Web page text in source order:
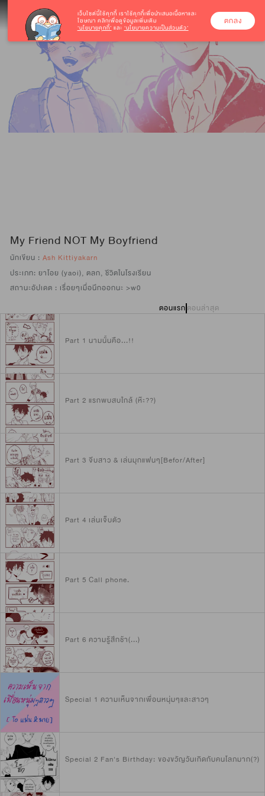
My Friend NOT My Boyfriend
นักเขียน : Ash Kittiyakarn
ประเภท: ยาโอย (yaoi), ตลก,ชีวิตในโรงเรียน
สถานะอัปเดต : เรื่อยๆเมื่อนึกออกนะ >w0
ตอนแรกตอนล่าสุด
Part 1 นามนั้นคือ...!!
Part 2 แรกพบสบใกล้ (ห๊ะ??)
Part 3 จีบสาว & เล่นมุกแฟนๆ[Befor/After]
Part 4 เล่นเจ็บตัว
Part 5 Call phone.
Part 6 ความรู้สึกช้า(...)
Special 1 ความเห็นจากเพื่อนหนุ่มๆและสาวๆ
Special 2 Fan's Birthday: ของขวัญวันเกิดกับคนโลภมาก(?)
เว็บไซต์นี้ใช้คุกกี้ เราใช้คุกกี้เพื่อนำเสนอเนื้อหาและ
โฆษณา คลิกเพื่อดูข้อมูลเพิ่มเติม
‘นโยบายคุกกี้’ และ ‘นโยบายความเป็นส่วนตัว’
ตกลง